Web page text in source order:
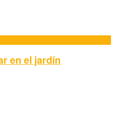
en el jardín